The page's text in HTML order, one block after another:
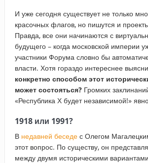
И уже сегодня существует не только
красочных флагов, но пишутся и
Правда, все они начинаются с
будущего – когда московской империи
участники Форума словно бы
власти. Хотя гораздо интереснее
конкретно способом этот
может состояться?Громких
«Республика Х будет независимой!»
1918 или 1991?
В недавней беседес Олегом
этот вопрос. По существу, он
между двумя историческими